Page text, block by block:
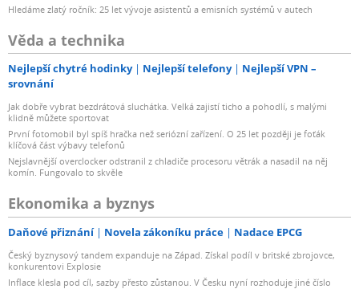
Hledáme zlatý ročník: 25 let vývoje asistentů a emisních systémů v autech
Věda a technika
Nejlepší chytré hodinky Nejlepší telefony
Nejlepší VPN –
srovnání
Jak dobře vybrat bezdrátová sluchátka. Velká zajistí ticho a pohodlí, s malými
klidně můžete sportovat
První fotomobil byl spíš hračka než seriózní zařízení. O 25 let později je foťák
klíčová část výbavy telefonů
Nejslavnější overclocker odstranil z chladiče procesoru větrák a nasadil na něj
komín. Fungovalo to skvěle
Ekonomika a byznys
Daňové přiznání Novela zákoníku práce Nadace EPCG
Český byznysový tandem expanduje na Západ. Získal podíl v britské zbrojovce,
konkurentovi Explosie
Inflace klesla pod cíl, sazby přesto zůstanou. V Česku nyní rozhoduje jiné číslo